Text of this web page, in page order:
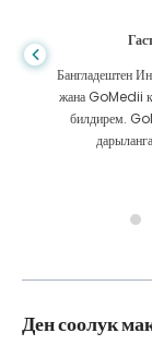
Бангладештен
жана GoMedii
билдирем.
Ден соолук